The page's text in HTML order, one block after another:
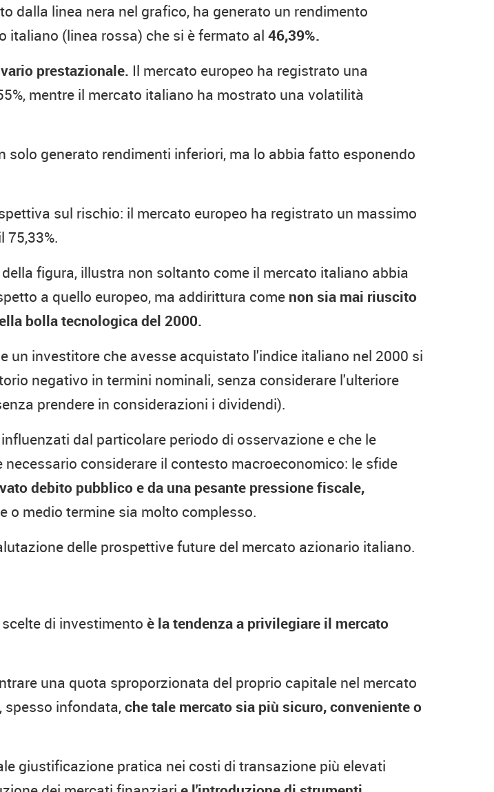
dalla linea nera nel grafico, ha generato un rendimento
italiano (linea rossa) che si è fermato al 46,39%.
prestazionale. Il mercato europeo ha registrato una
mentre il mercato italiano ha mostrato una volatilità
generato rendimenti inferiori, ma lo abbia fatto esponendo
sul rischio: il mercato europeo ha registrato un massimo
75,33%.
figura, illustra non soltanto come il mercato italiano abbia
a quello europeo, ma addirittura come non sia mai riuscito
bolla tecnologica del 2000.
un investitore che avesse acquistato l'indice italiano nel 2000 si
negativo in termini nominali, senza considerare l'ulteriore
prendere in considerazioni i dividendi).
dal particolare periodo di osservazione e che le
considerare il contesto macroeconomico: le sfide
debito pubblico e da una pesante pressione fiscale,
o medio termine sia molto complesso.
delle prospettive future del mercato azionario italiano.
di investimento è la tendenza a privilegiare il mercato
una quota sproporzionata del proprio capitale nel mercato
spesso infondata,che tale mercato sia più sicuro, conveniente o
giustificazione pratica nei costi di transazione più elevati